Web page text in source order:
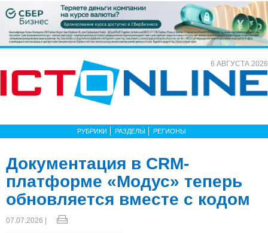
6 АВГУСТА 2026
РУБРИКИ РАЗДЕЛЫ РЕГИОНЫ
Документация в CRM-
платформе «Модус» теперь
обновляется вместе с кодом
07.07.2026 |